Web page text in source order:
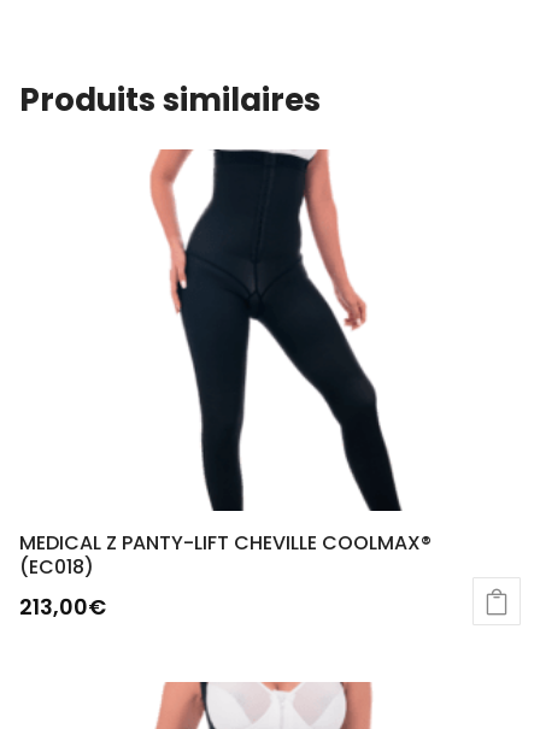
Produits similaires
MEDICAL Z PANTY-LIFT CHEVILLE COOLMAX®
(EC018)
213,00€